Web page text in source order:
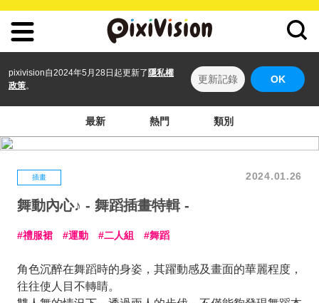
pixivision自2024年5月28日起更新了 隱私權
政策。
更新記錄 OK
最新 熱門 類別
插畫 2024.01.26
舞動內心♪ - 舞蹈插畫特輯 -
禮服裙 運動 二人組 舞蹈
角色沉醉在舞蹈時的身姿，其躍動感及畫面的華麗程度，
往往使人目不轉睛。